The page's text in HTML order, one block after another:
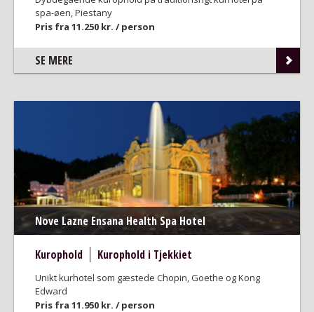
spa-øen, Piestany
Pris fra 11.250 kr. / person
SE MERE
Nove Lazne Ensana Health Spa Hotel
Kurophold Kurophold i Tjekkiet
Unikt kurhotel som gæstede Chopin, Goethe og Kong
Edward
Pris fra 11.950 kr. / person